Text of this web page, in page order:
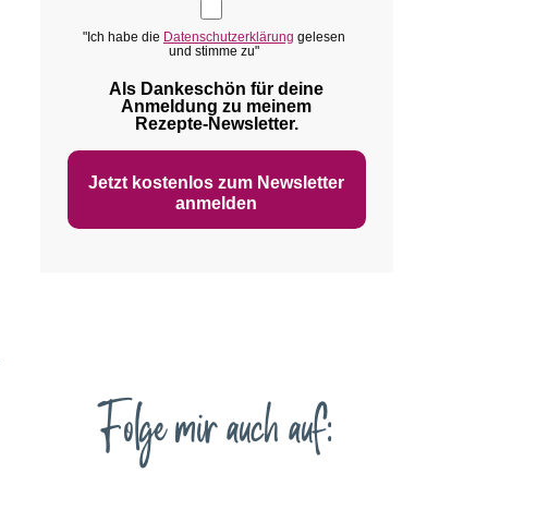
"Ich habe die Datenschutzerklärung gelesen
und stimme zu"
Als Dankeschön für deine
Anmeldung zu meinem
Rezepte‑Newsletter.
Jetzt kostenlos zum Newsletter
anmelden
Folge mir auch auf: